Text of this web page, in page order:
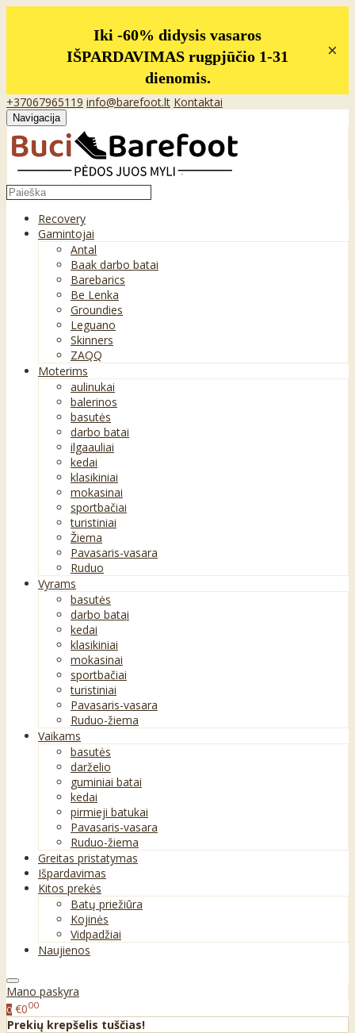
Iki -60% didysis vasaros
IŠPARDAVIMAS rugpjūčio 1-31
dienomis.
×
+37067965119 info@barefoot.lt Kontaktai
Navigacija
Recovery
Gamintojai
Antal
Baak darbo batai
Barebarics
Be Lenka
Groundies
Leguano
Skinners
ZAQQ
Moterims
aulinukai
balerinos
basutės
darbo batai
ilgaauliai
kedai
klasikiniai
mokasinai
sportbačiai
turistiniai
Žiema
Pavasaris-vasara
Ruduo
Vyrams
basutės
darbo batai
kedai
klasikiniai
mokasinai
sportbačiai
turistiniai
Pavasaris-vasara
Ruduo-žiema
Vaikams
basutės
darželio
guminiai batai
kedai
pirmieji batukai
Pavasaris-vasara
Ruduo-žiema
Greitas pristatymas
Išpardavimas
Kitos prekės
Batų priežiūra
Kojinės
Vidpadžiai
Naujienos
Mano paskyra
0 €000
Prekių krepšelis tuščias!